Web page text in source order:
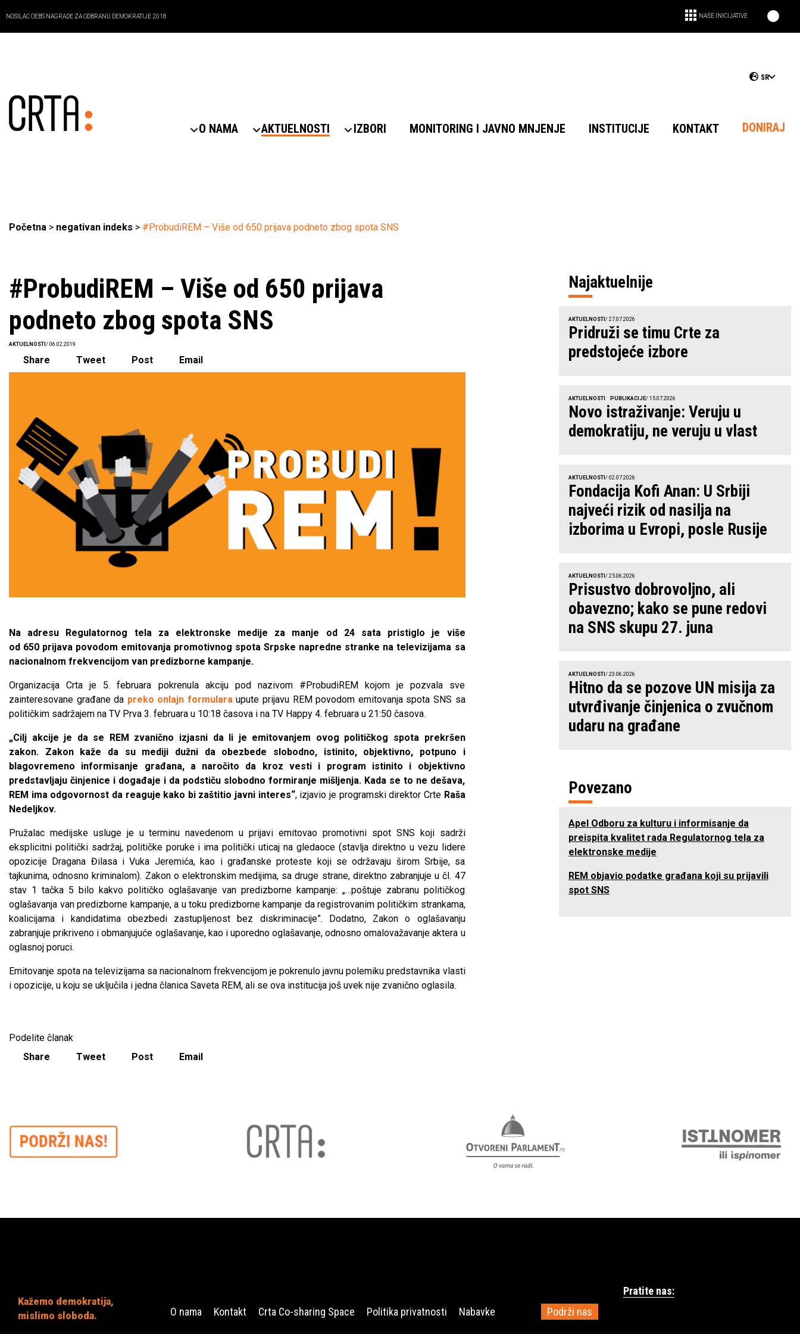
NOSILAC OEBS NAGRADE ZA ODBRANU DEMOKRATIJE 2018 NAŠE INICIJATIVE
SR
O NAMA AKTUELNOSTI IZBORI MONITORING I JAVNO MNJENJE INSTITUCIJE KONTAKT DONIRAJ
Početna > negativan indeks > #ProbudiREM – Više od 650 prijava podneto zbog spota SNS
#ProbudiREM – Više od 650 prijava
podneto zbog spota SNS
AKTUELNOSTI / 06.02.2019
Share Tweet Post Email
Na adresu Regulatornog tela za elektronske medije za manje od 24 sata pristiglo je više
od 650 prijava povodom emitovanja promotivnog spota Srpske napredne stranke na televizijama sa
nacionalnom frekvencijom van predizborne kampanje.
Organizacija Crta je 5. februara pokrenula akciju pod nazivom #ProbudiREM kojom je pozvala sve
zainteresovane građane da preko onlajn formulara upute prijavu REM povodom emitovanja spota SNS sa
političkim sadržajem na TV Prva 3. februara u 10:18 časova i na TV Happy 4. februara u 21:50 časova.
„Cilj akcije je da se REM zvanično izjasni da li je emitovanjem ovog političkog spota prekršen
zakon. Zakon kaže da su mediji dužni da obezbede slobodno, istinito, objektivno, potpuno i
blagovremeno informisanje građana, a naročito da kroz vesti i program istinito i objektivno
predstavljaju činjenice i događaje i da podstiču slobodno formiranje mišljenja. Kada se to ne dešava,
REM ima odgovornost da reaguje kako bi zaštitio javni interes“, izjavio je programski direktor Crte Raša
Nedeljkov.
Pružalac medijske usluge je u terminu navedenom u prijavi emitovao promotivni spot SNS koji sadrži
eksplicitni politički sadržaj, političke poruke i ima politički uticaj na gledaoce (stavlja direktno u vezu lidere
opozicije Dragana Đilasa i Vuka Jeremića, kao i građanske proteste koji se održavaju širom Srbije, sa
tajkunima, odnosno kriminalom). Zakon o elektronskim medijima, sa druge strane, direktno zabranjuje u čl. 47
stav 1 tačka 5 bilo kakvo političko oglašavanje van predizborne kampanje: „…poštuje zabranu političkog
oglašavanja van predizborne kampanje, a u toku predizborne kampanje da registrovanim političkim strankama,
koalicijama i kandidatima obezbedi zastupljenost bez diskriminacije”. Dodatno, Zakon o oglašavanju
zabranjuje prikriveno i obmanjujuće oglašavanje, kao i uporedno oglašavanje, odnosno omalovažavanje aktera u
oglasnoj poruci.
Emitovanje spota na televizijama sa nacionalnom frekvencijom je pokrenulo javnu polemiku predstavnika vlasti
i opozicije, u koju se uključila i jedna članica Saveta REM, ali se ova institucija još uvek nije zvanično oglasila.
Podelite članak
Share
Tweet Post Email
Najaktuelnije
AKTUELNOSTI / 27.07.2026
Pridruži se timu Crte za
predstojeće izbore
AKTUELNOSTI PUBLIKACIJE/ 15.07.2026
Novo istraživanje: Veruju u
demokratiju, ne veruju u vlast
AKTUELNOSTI / 02.07.2026
Fondacija Kofi Anan: U Srbiji
najveći rizik od nasilja na
izborima u Evropi, posle Rusije
AKTUELNOSTI / 25.06.2026
Prisustvo dobrovoljno, ali
obavezno; kako se pune redovi
na SNS skupu 27. juna
AKTUELNOSTI / 23.06.2026
Hitno da se pozove UN misija za
utvrđivanje činjenica o zvučnom
udaru na građane
Povezano
Apel Odboru za kulturu i informisanje da
preispita kvalitet rada Regulatornog tela za
elektronske medije
REM objavio podatke građana koji su prijavili
spot SNS
Kažemo demokratija,
mislimo sloboda.
O nama Kontakt Crta Co-sharing Space Politika privatnosti Nabavke Podrži nas
Pratite nas: